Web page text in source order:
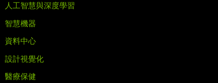
人工智慧與深度學習
智慧機器
資料中心
設計視覺化
醫療保健